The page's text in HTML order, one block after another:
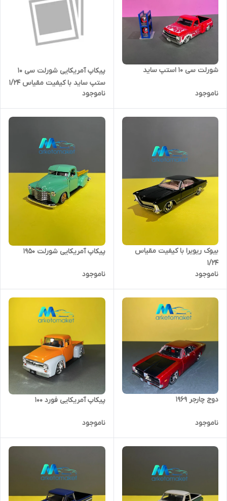
شورلت سی ۱۰ استپ ساید
ناموجود
پیکاپ آمریکایی شورلت سی ۱۰
ستپ ساید با کیفیت مقیاس ۱/۲۴
ناموجود
بیوک ریویرا با کیفیت مقیاس
۱/۲۴
ناموجود
پیکاپ آمریکایی شورلت ۱۹۵۰
ناموجود
دوج چارجر ۱۹۶۹
ناموجود
پیکاپ آمریکایی فورد ۱۰۰
ناموجود